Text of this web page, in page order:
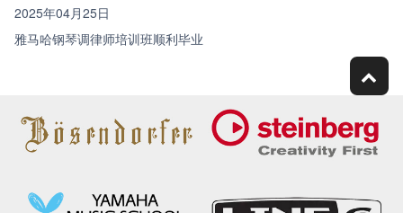
2025年04月25日
雅马哈钢琴调律师培训班顺利毕业